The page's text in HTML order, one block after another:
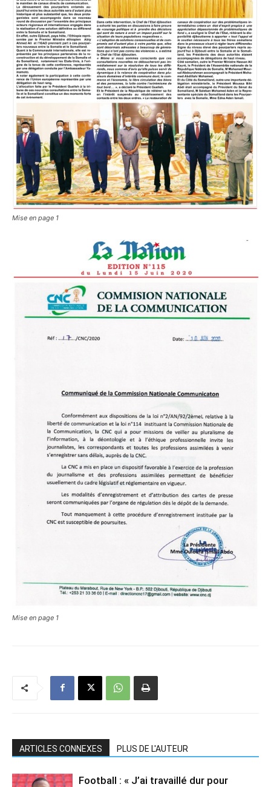
Mise en page 1
Mise en page 1
ARTICLES CONNEXES PLUS DE L'AUTEUR
Football : « J’ai travaillé dur pour